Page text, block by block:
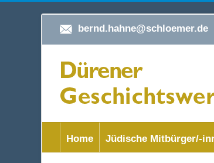
bernd.hahne@schloemer.de
Home Jüdische Mitbürger/-